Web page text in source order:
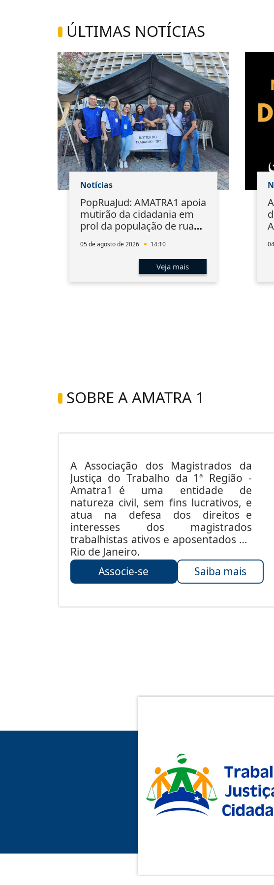
ÚLTIMAS NOTÍCIAS
Notícias
PopRuaJud: AMATRA1 apoia
mutirão da cidadania em
prol da população de rua
05 de agosto de 2026 14:10
Veja mais
SOBRE A AMATRA 1
A Associação dos Magistrados da
Justiça do Trabalho da 1ª Região -
Amatra1 é uma entidade de
natureza civil, sem fins lucrativos, e
atua na defesa dos direitos e
interesses dos magistrados
trabalhistas ativos e aposentados do
Rio de Janeiro.
Associe-se
Saiba mais